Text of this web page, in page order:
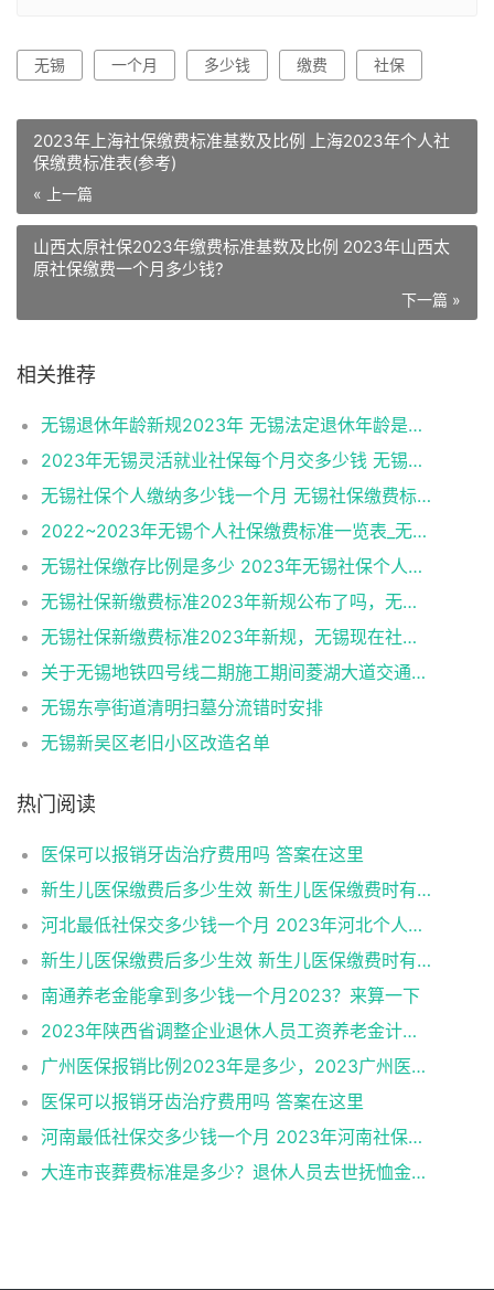
无锡 一个月 多少钱 缴费 社保
2023年上海社保缴费标准基数及比例 上海2023年个人社
保缴费标准表(参考)
« 上一篇
山西太原社保2023年缴费标准基数及比例 2023年山西太
原社保缴费一个月多少钱?
下一篇 »
相关推荐
无锡退休年龄新规2023年 无锡法定退休年龄是多少岁
2023年无锡灵活就业社保每个月交多少钱 无锡灵活就业社保缴费标准来看看
无锡社保个人缴纳多少钱一个月 无锡社保缴费标准2023最新是多少
2022~2023年无锡个人社保缴费标准一览表_无锡五险一金最低一个月交多少钱?
无锡社保缴存比例是多少 2023年无锡社保个人缴费标准表
无锡社保新缴费标准2023年新规公布了吗，无锡现在社保一个月交多少钱？
无锡社保新缴费标准2023年新规，无锡现在社保一个月交多少钱？
关于无锡地铁四号线二期施工期间菱湖大道交通组织调整的通告
无锡东亭街道清明扫墓分流错时安排
无锡新吴区老旧小区改造名单
热门阅读
医保可以报销牙齿治疗费用吗 答案在这里
新生儿医保缴费后多少生效 新生儿医保缴费时有何注意事项
河北最低社保交多少钱一个月 2023年河北个人社保缴费标准
新生儿医保缴费后多少生效 新生儿医保缴费时有何注意事项
南通养老金能拿到多少钱一个月2023？来算一下
2023年陕西省调整企业退休人员工资养老金计算方法一览（2022版）
广州医保报销比例2023年是多少，2023广州医保能报销哪些费用
医保可以报销牙齿治疗费用吗 答案在这里
河南最低社保交多少钱一个月 2023年河南社保缴费标准
大连市丧葬费标准是多少？退休人员去世抚恤金咋样？